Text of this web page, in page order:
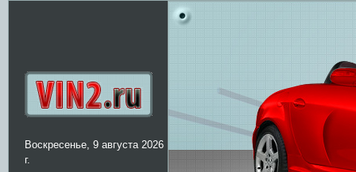
Воскресенье, 9 августа 2026
г.